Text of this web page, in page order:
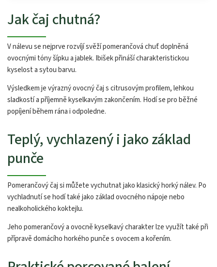
Jak čaj chutná?
V nálevu se nejprve rozvíjí svěží pomerančová chuť doplněná
ovocnými tóny šípku a jablek. Ibišek přináší charakteristickou
kyselost a sytou barvu.
Výsledkem je výrazný ovocný čaj s citrusovým profilem, lehkou
sladkostí a příjemně kyselkavým zakončením. Hodí se pro běžné
popíjení během rána i odpoledne.
Teplý, vychlazený i jako základ
punče
Pomerančový čaj si můžete vychutnat jako klasický horký nálev. Po
vychladnutí se hodí také jako základ ovocného nápoje nebo
nealkoholického koktejlu.
Jeho pomerančový a ovocně kyselkavý charakter lze využít také při
přípravě domácího horkého punče s ovocem a kořením.